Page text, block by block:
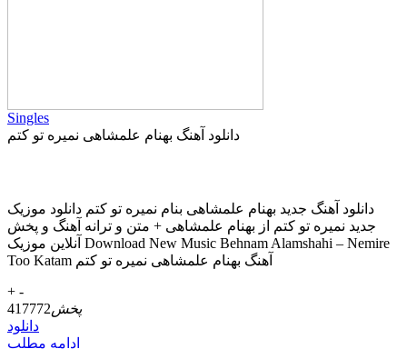
Singles
دانلود آهنگ بهنام علمشاهی نمیره تو کتم
دانلود آهنگ جديد بهنام علمشاهی بنام نمیره تو کتم دانلود موزیک
جديد نمیره تو کتم از بهنام علمشاهی + متن و ترانه آهنگ و پخش
آنلاين موزيک Download New Music Behnam Alamshahi – Nemire
Too Katam آهنگ بهنام علمشاهی نمیره تو کتم
+ -
پخش417772
دانلود
ادامه مطلب